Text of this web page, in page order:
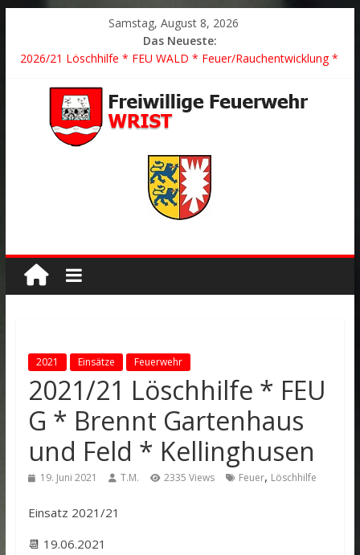
Samstag, August 8, 2026
Das Neueste:
2026/21 Löschhilfe * FEU WALD * Feuer/Rauchentwicklung *
2026/24 * TH G Y * PKW überschlagen *
2026/23 TH K Y * Person in festsitzendem Aufzug *
2026/22 TH Y * VU * 1 Person klemmt * Hingstheide
Der schönste Einsatz des Jahres 2026
2021 Einsätze Feuerwehr
2021/21 Löschhilfe * FEU
G * Brennt Gartenhaus
und Feld * Kellinghusen
19. Juni 2021 T.M. 2335 Views Feuer, Löschhilfe
Einsatz 2021/21
📆 19.06.2021